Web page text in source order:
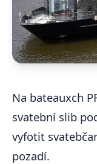
Na bateauxch
svatební slib
vyfotit
pozadí.